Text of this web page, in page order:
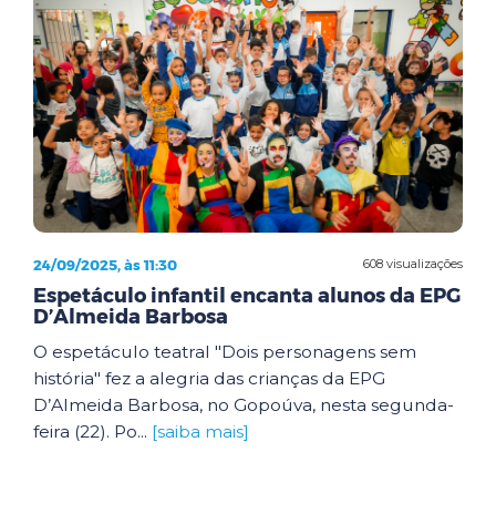
608 visualizações
24/09/2025, às 11:30
Espetáculo infantil encanta alunos da EPG
D’Almeida Barbosa
O espetáculo teatral "Dois personagens sem
história" fez a alegria das crianças da EPG
D’Almeida Barbosa, no Gopoúva, nesta segunda-
feira (22). Po... [saiba mais]